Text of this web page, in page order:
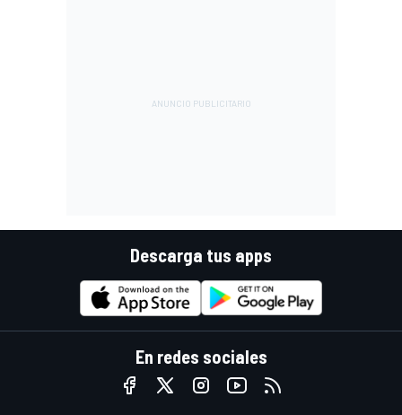
Descarga tus apps
En redes sociales